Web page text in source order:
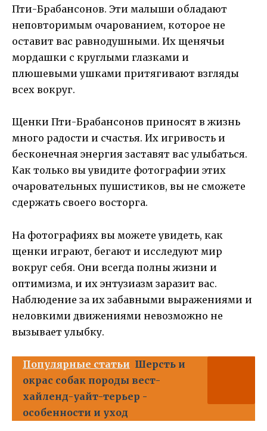
Пти-Брабансонов. Эти малыши обладают
неповторимым очарованием, которое не
оставит вас равнодушными. Их щенячьи
мордашки с круглыми глазками и
плюшевыми ушками притягивают взгляды
всех вокруг.
Щенки Пти-Брабансонов приносят в жизнь
много радости и счастья. Их игривость и
бесконечная энергия заставят вас улыбаться.
Как только вы увидите фотографии этих
очаровательных пушистиков, вы не сможете
сдержать своего восторга.
На фотографиях вы можете увидеть, как
щенки играют, бегают и исследуют мир
вокруг себя. Они всегда полны жизни и
оптимизма, и их энтузиазм заразит вас.
Наблюдение за их забавными выражениями и
неловкими движениями невозможно не
вызывает улыбку.
Популярные статьи Шерсть и
окрас собак породы вест-
хайленд-уайт-терьер -
особенности и уход